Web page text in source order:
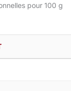
pour 100 g